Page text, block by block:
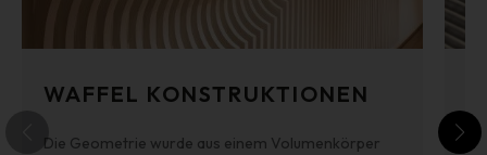
WAFFEL KONSTRUKTIONEN
Die Geometrie wurde aus einem Volumenkörper